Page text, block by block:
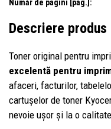
Număr de pagini [pag.]:
Descriere produs
Toner original pentru
excelentă pentru
afaceri, facturilor,
cartușelor de toner
nevoie ușor și la o